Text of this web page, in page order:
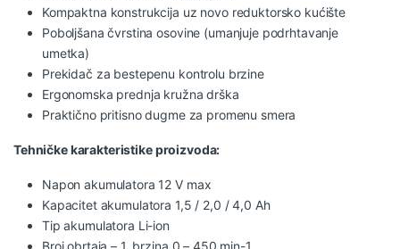
Kompaktna konstrukcija uz novo reduktorsko kućište
Poboljšana čvrstina osovine (umanjuje podrhtavanje
umetka)
Prekidač za bestepenu kontrolu brzine
Ergonomska prednja kružna drška
Praktično pritisno dugme za promenu smera
Tehničke karakteristike proizvoda:
Napon akumulatora 12 V max
Kapacitet akumulatora 1,5 / 2,0 / 4,0 Ah
Tip akumulatora Li-ion
Broj obrtaja – 1. brzina 0 – 450 min-1